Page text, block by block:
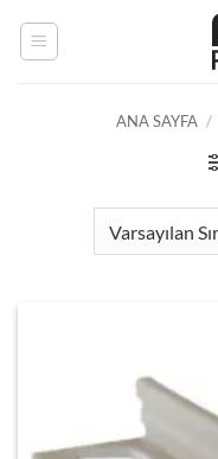
ANA SAYFA /